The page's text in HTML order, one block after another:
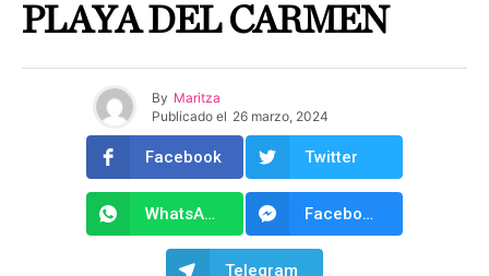
PLAYA DEL CARMEN
By Maritza
Publicado el 26 marzo, 2024
Facebook Twitter
WhatsApp Facebook Messenger
Telegram